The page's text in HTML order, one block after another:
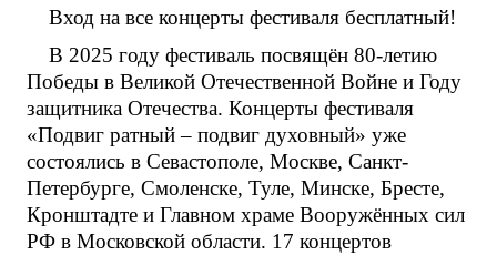
Вход на все концерты фестиваля бесплатный!
В 2025 году фестиваль посвящён 80-летию
Победы в Великой Отечественной Войне и Году
защитника Отечества. Концерты фестиваля
«Подвиг ратный – подвиг духовный» уже
состоялись в Севастополе, Москве, Санкт-
Петербурге, Смоленске, Туле, Минске, Бресте,
Кронштадте и Главном храме Вооружённых сил
РФ в Московской области. 17 концертов